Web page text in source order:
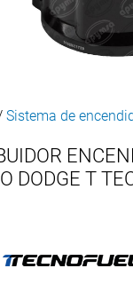
Sistema de
DODGE T